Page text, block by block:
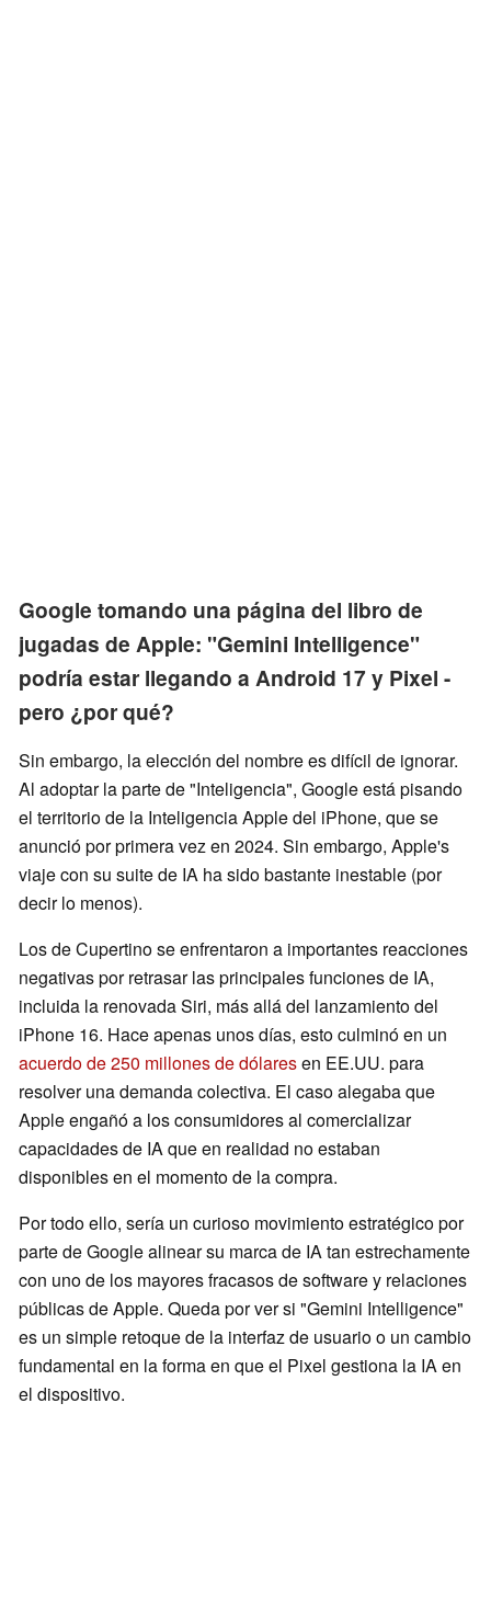
Google tomando una página del libro de
jugadas de Apple: "Gemini Intelligence"
podría estar llegando a Android 17 y Pixel -
pero ¿por qué?
Sin embargo, la elección del nombre es difícil de ignorar.
Al adoptar la parte de "Inteligencia", Google está pisando
el territorio de la Inteligencia Apple del iPhone, que se
anunció por primera vez en 2024. Sin embargo, Apple's
viaje con su suite de IA ha sido bastante inestable (por
decir lo menos).
Los de Cupertino se enfrentaron a importantes reacciones
negativas por retrasar las principales funciones de IA,
incluida la renovada Siri, más allá del lanzamiento del
iPhone 16. Hace apenas unos días, esto culminó en un
acuerdo de 250 millones de dólaresen EE.UU. para
resolver una demanda colectiva. El caso alegaba que
Apple engañó a los consumidores al comercializar
capacidades de IA que en realidad no estaban
disponibles en el momento de la compra.
Por todo ello, sería un curioso movimiento estratégico por
parte de Google alinear su marca de IA tan estrechamente
con uno de los mayores fracasos de software y relaciones
públicas de Apple. Queda por ver si "Gemini Intelligence"
es un simple retoque de la interfaz de usuario o un cambio
fundamental en la forma en que el Pixel gestiona la IA en
el dispositivo.